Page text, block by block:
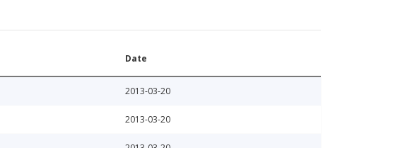
Date
2013-03-20
2013-03-20